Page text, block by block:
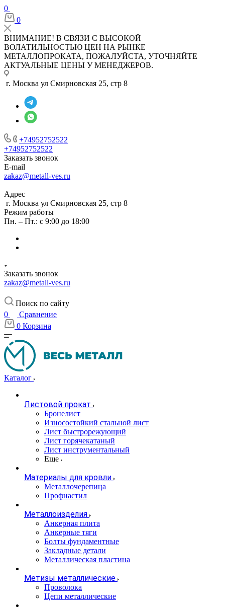
0
0
ВНИМАНИЕ! В СВЯЗИ С ВЫСОКОЙ
ВОЛАТИЛЬНОСТЬЮ ЦЕН НА РЫНКЕ
МЕТАЛЛОПРОКАТА, ПОЖАЛУЙСТА, УТОЧНЯЙТЕ
АКТУАЛЬНЫЕ ЦЕНЫ У МЕНЕДЖЕРОВ.
г. Москва ул Смирновская 25, стр 8
+74952752522
+74952752522
Заказать звонок
E-mail
zakaz@metall-ves.ru
Адрес
г. Москва ул Смирновская 25, стр 8
Режим работы
Пн. – Пт.: с 9:00 до 18:00
Заказать звонок
zakaz@metall-ves.ru
Поиск по сайту
0
Сравнение
0 Корзина
Каталог
Листовой прокат
Бронелист
Износостойкий стальной лист
Лист быстрорежующий
Лист горячекатаный
Лист инструментальный
Еще
Материалы для кровли
Металлочерепица
Профнастил
Металлоизделия
Анкерная плита
Анкерные тяги
Болты фундаментные
Закладные детали
Металлическая пластина
Метизы металлические
Проволока
Цепи металлические